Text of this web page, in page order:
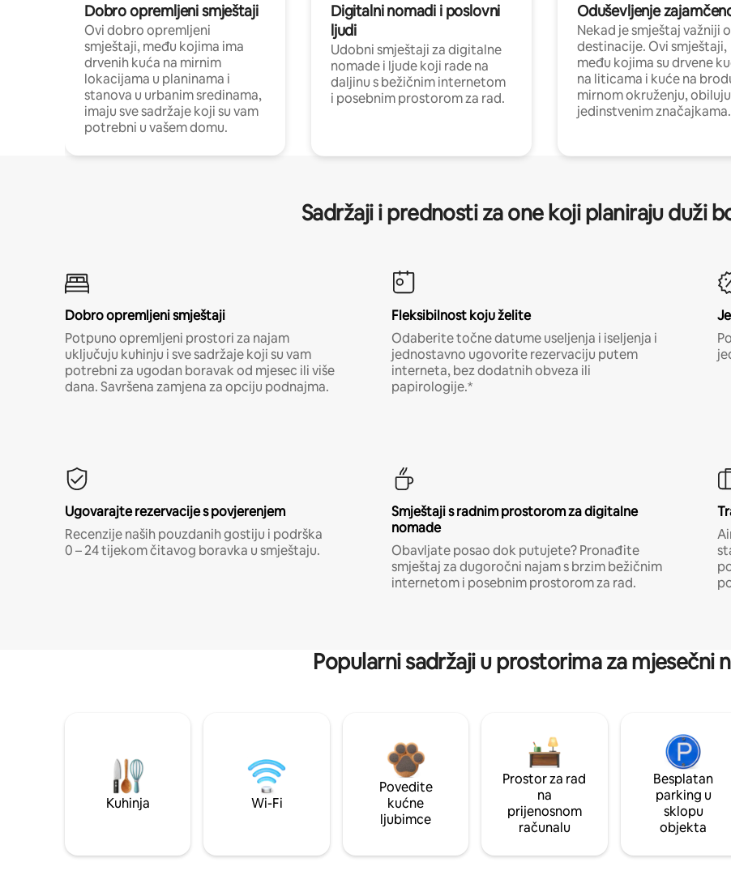
Dobro opremljeni smještaji
Ovi dobro opremljeni
smještaji, među kojima ima
drvenih kuća na mirnim
lokacijama u planinama i
stanova u urbanim sredinama,
imaju sve sadržaje koji su vam
potrebni u vašem domu.
Digitalni nomadi i poslovni
ljudi
Udobni smještaji za digitalne
nomade i ljude koji rade na
daljinu s bežičnim internetom
i posebnim prostorom za rad.
Oduševljenje
Nekad je smještaj važniji
destinacije. Ovi smještaji,
među kojima su drvene
na liticama i kuće na
mirnom okruženju, obiluju
jedinstvenim značajkama.
Sadržaji i prednosti za one koji planiraju duži
Dobro opremljeni smještaji
Potpuno opremljeni prostori za najam
uključuju kuhinju i sve sadržaje koji su vam
potrebni za ugodan boravak od mjesec ili više
dana. Savršena zamjena za opciju podnajma.
Fleksibilnost koju želite
Odaberite točne datume useljenja i iseljenja i
jednostavno ugovorite rezervaciju putem
interneta, bez dodatnih obveza ili
papirologije.*
Ugovarajte rezervacije s povjerenjem
Recenzije naših pouzdanih gostiju i podrška
0 – 24 tijekom čitavog boravka u smještaju.
Smještaji s radnim prostorom za digitalne
nomade
Obavljate posao dok putujete? Pronađite
smještaj za dugoročni najam s brzim bežičnim
internetom i posebnim prostorom za rad.
Popularni sadržaji u prostorima za mjesečni
Kuhinja Wi-Fi
Povedite
kućne
ljubimce
Prostor za rad
na
prijenosnom
računalu
Besplatan
parking u
sklopu
objekta